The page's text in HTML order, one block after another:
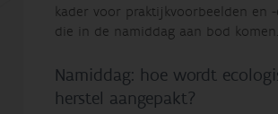
kader voor praktijkvoorbeelden en
die in de namiddag aan bod komen.
Namiddag: hoe wordt
herstel aangepakt?